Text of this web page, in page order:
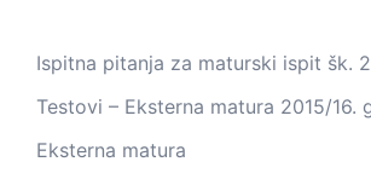
Ispitna pitanja za maturski ispit šk.
Testovi – Eksterna matura 2015/16.
Eksterna matura